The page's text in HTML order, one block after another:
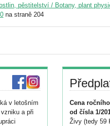
pěstitelství / Botany, plant
na straně 204
v letošním
a při
Cena
od čísla 1/
Živy (tedy 59